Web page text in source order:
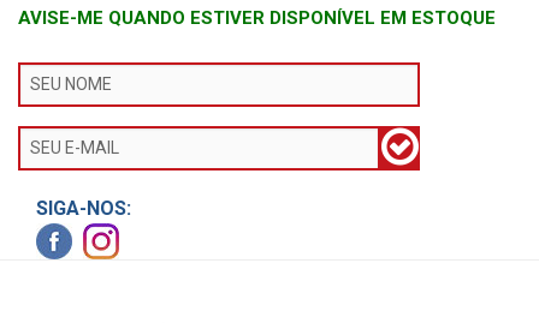
AVISE-ME QUANDO ESTIVER DISPONÍVEL EM ESTOQUE
SIGA-NOS: